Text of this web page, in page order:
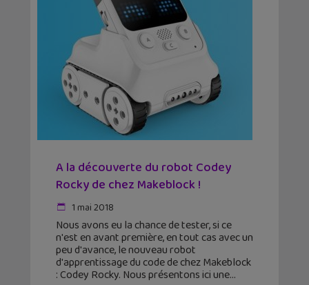
A la découverte du robot Codey
Rocky de chez Makeblock !
1 mai 2018
Nous avons eu la chance de tester, si ce
n'est en avant première, en tout cas avec un
peu d'avance, le nouveau robot
d'apprentissage du code de chez Makeblock
: Codey Rocky. Nous présentons ici une